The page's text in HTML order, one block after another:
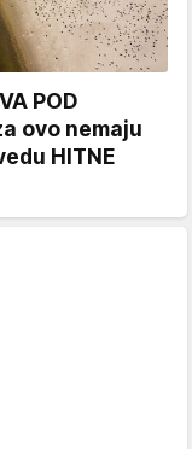
POD
ovo nemaju
HITNE